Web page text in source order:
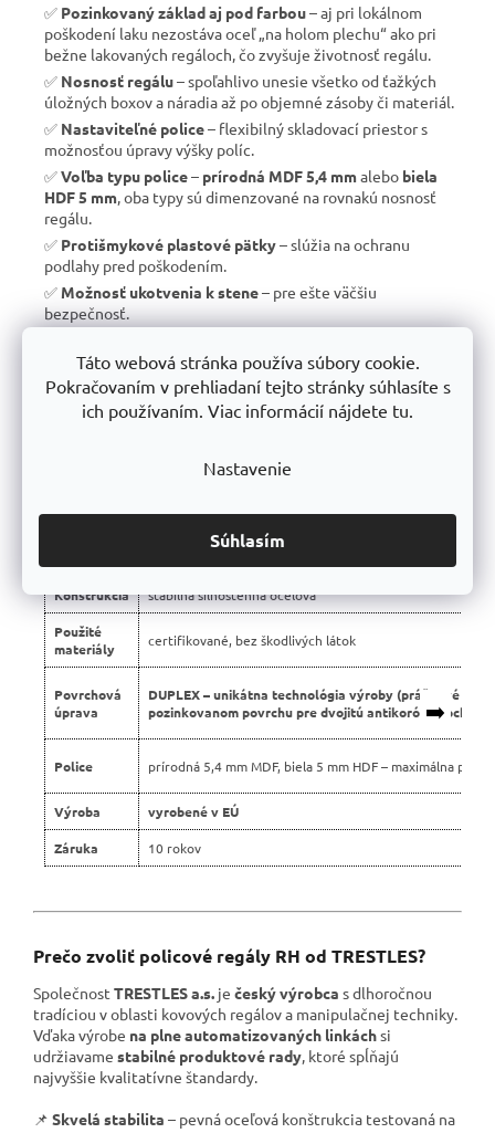
Táto webová stránka používa súbory cookie.
Pokračovaním v prehliadaní tejto stránky súhlasíte s
ich používaním. Viac informácií nájdete tu.
Nastavenie
Súhlasím
✅ Pozinkovaný základ aj pod farbou– aj pri lokálnom
poškodení laku nezostáva oceľ „na holom plechu“ ako pri
bežne lakovaných regáloch, čo zvyšuje životnosť regálu.
✅ Nosnosť regálu– spoľahlivo unesie všetko od ťažkých
úložných boxov a náradia až po objemné zásoby či materiál.
✅ Nastaviteľné police– flexibilný skladovací priestor s
možnosťou úpravy výšky políc.
✅Voľba typu police– prírodná MDF 5,4 mmalebo biela
HDF 5 mm , oba typy sú dimenzované na rovnakú nosnosť
regálu.
✅ Protišmykové plastové pätky– slúžia na ochranu
podlahy pred poškodením.
✅ Možnosť ukotvenia k stene– pre ešte väčšiu
bezpečnosť.
výroba s dlhou životnosťou.
✅10 rokov záruka– dôkaz kvality a dlhodobej odolnosti.
📊 Porovnanie s bežnými regálmi na trhu:
➡️
Konštrukcia stabilná silnostenná oceľová
Použité
materiály
certifikované, bez škodlivých látok
Povrchová
úprava
DUPLEX – unikátna technológia výroby (práškové
pozinkovanom povrchu pre dvojitú antikoróznu
Police prírodná 5,4 mm MDF, biela 5 mm HDF – maximálna
Výroba vyrobené v EÚ
Záruka 10 rokov
Prečo zvoliť policové regály RH od TRESTLES?
Společnost TRESTLES a.s. je český výrobca s dlhoročnou
tradíciou v oblasti kovových regálov a manipulačnej techniky.
Vďaka výrobe na plne automatizovaných linkáchsi
udržiavame stabilné produktové rady , ktoré spĺňajú
najvyššie kvalitatívne štandardy.
📌 Skvelá stabilita – pevná oceľová konštrukcia testovaná na